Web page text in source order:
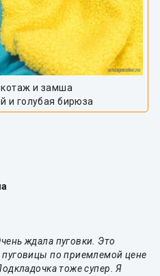
и замша
и голубая бирюза
ждала пуговки. Это
по приемлемой цене
тоже супер. Я